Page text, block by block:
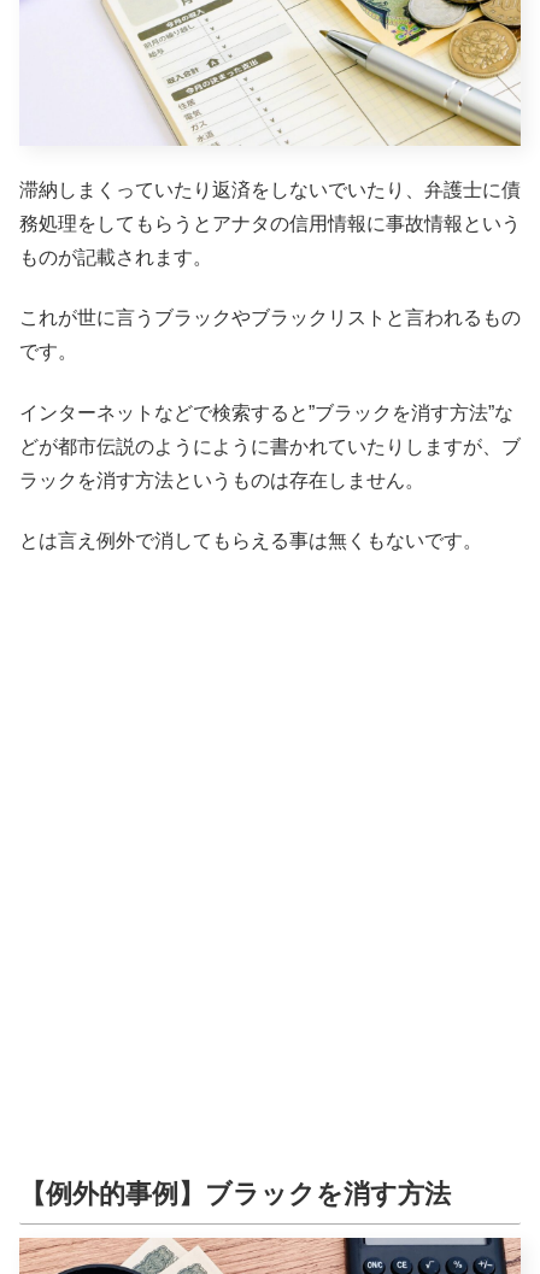
滞納しまくっていたり返済をしないでいたり、弁護士に債
務処理をしてもらうとアナタの信用情報に事故情報という
ものが記載されます。
これが世に言うブラックやブラックリストと言われるもの
です。
インターネットなどで検索すると”ブラックを消す方法”な
どが都市伝説のようにように書かれていたりしますが、ブ
ラックを消す方法というものは存在しません。
とは言え例外で消してもらえる事は無くもないです。
【例外的事例】ブラックを消す方法